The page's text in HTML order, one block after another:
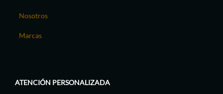
Nosotros
Marcas
ATENCIÓN PERSONALIZADA